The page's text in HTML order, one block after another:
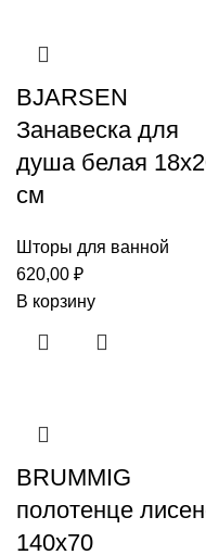
BJARSEN
Занавеска для
душа белая
см
Шторы для ванной
620,00 ₽
В корзину
BRUMMIG
полотенце
140х70